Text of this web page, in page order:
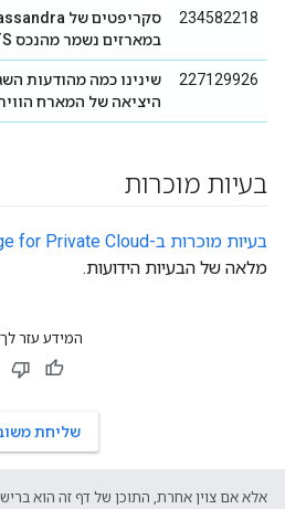
234582218
במארזים נשמר מהנכס
227129926
שינינו כמה מהודעות
היציאה של המארח
בעיות מוכרות
בעיות מוכרות ב-Edge for Private Cloud
מלאה של הבעיות הידועות.
המידע עזר
שליחת
אלא אם צוין אחרת, התוכן של דף זה הוא